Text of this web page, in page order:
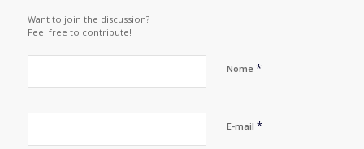
Want to join the discussion?
Feel free to contribute!
Nome *
E-mail *